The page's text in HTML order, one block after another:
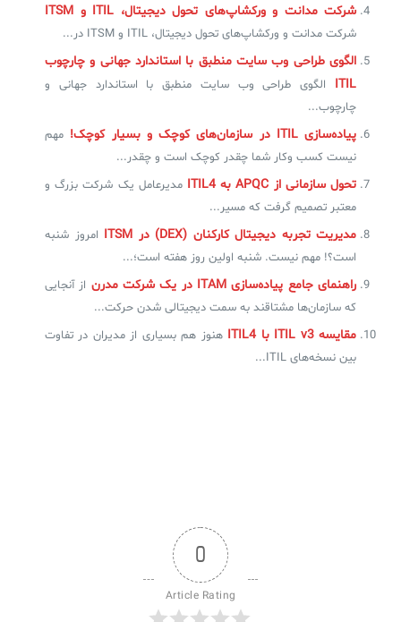
شرکت مدانت و ورکشاپ‌های تحول دیجیتال، ITIL و ITSM
شرکت مدانت و ورکشاپ‌های تحول دیجیتال، ITIL و ITSM در...
الگوی طراحی وب سایت منطبق با استاندارد جهانی و چارچوب
ITIL
الگوی طراحی وب سایت منطبق با استاندارد جهانی و
چارچوب...
پیاده‌سازی ITIL در سازمان‌های کوچک و بسیار کوچک!
مهم
نیست کسب وکار شما چقدر کوچک است و چقدر...
تحول سازمانی از APQC به ITIL4
مدیرعامل یک شرکت بزرگ و
معتبر تصمیم گرفت که مسیر...
مدیریت تجربه دیجیتال کارکنان (DEX) در ITSM
امروز شنبه
است؟! مهم نیست. شنبه اولین روز هفته است؛...
راهنمای جامع پیاده‌سازی ITAM در یک شرکت مدرن
از آنجایی
که سازمان‌ها مشتاقند به سمت دیجیتالی شدن حرکت...
مقایسه ITIL v3 با ITIL4
هنوز هم بسیاری از مدیران در تفاوت
بین نسخه‌های ITIL...
0
Article Rating